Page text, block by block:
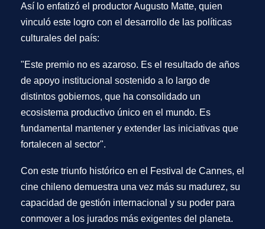
Así lo enfatizó el productorAugusto Matte, quien
vinculó este logro con el desarrollo de las políticas
culturales del país:
"Este premio no es azaroso. Es el resultado de años
de apoyo institucional sostenido a lo largo de
distintos gobiernos, que ha consolidado un
ecosistema productivo único en el mundo. Es
fundamental mantener y extender las iniciativas que
fortalecen al sector".
Con este triunfo histórico en el Festival de Cannes, el
cine chileno demuestra una vez más su madurez, su
capacidad de gestión internacional y su poder para
conmover a los jurados más exigentes del planeta.